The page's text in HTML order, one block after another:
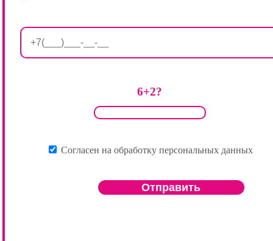
6+2?
Согласен на обработку персональных данных